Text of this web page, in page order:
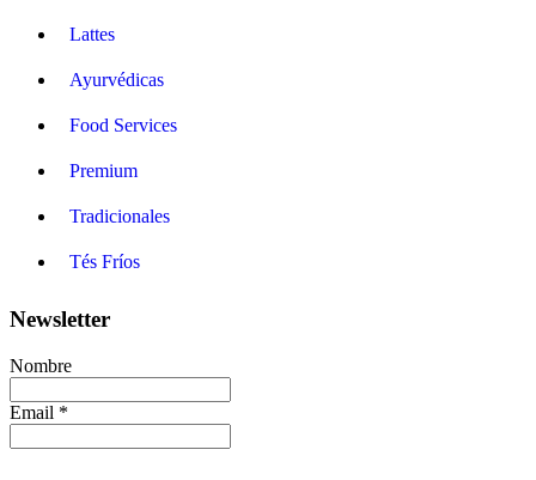
Lattes
Ayurvédicas
Food Services
Premium
Tradicionales
Tés Fríos
Newsletter
Nombre
Email *